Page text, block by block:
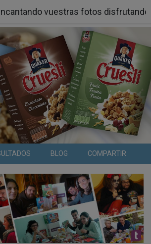
vuestras fotos
BLOG COMPARTIR